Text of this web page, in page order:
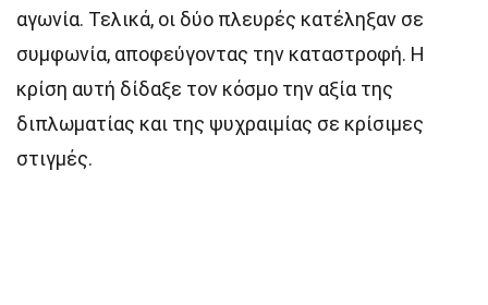
αγωνία. Τελικά, οι δύο πλευρές κατέληξαν σε
συμφωνία, αποφεύγοντας την καταστροφή. Η
κρίση αυτή δίδαξε τον κόσμο την αξία της
διπλωματίας και της ψυχραιμίας σε κρίσιμες
στιγμές.